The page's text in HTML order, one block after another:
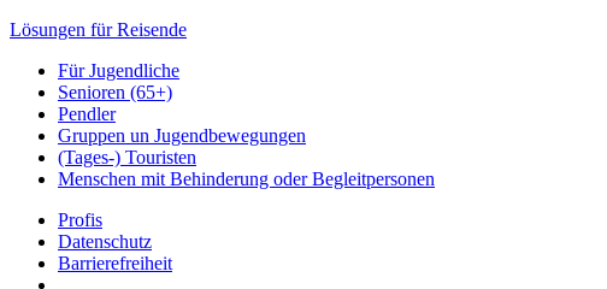
Lösungen für Reisende
Für Jugendliche
Senioren (65+)
Pendler
Gruppen un Jugendbewegungen
(Tages-) Touristen
Menschen mit Behinderung oder Begleitpersonen
Profis
Datenschutz
Barrierefreiheit